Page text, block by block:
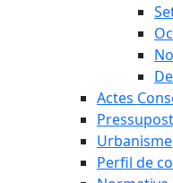
Actes
Urbanisme
Perfil de